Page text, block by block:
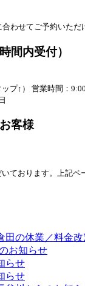
わせてご予約いただ
間内受付）
プ↑）
営業時間：
客様
ております。上記ペ
田の休業／料金
お知らせ
らせ
らせ